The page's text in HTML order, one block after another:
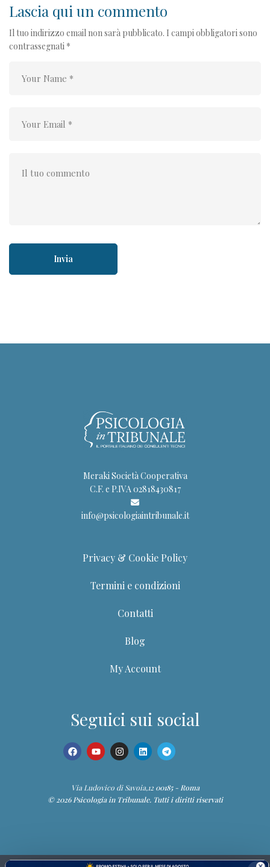
Lascia qui un commento
Il tuo indirizzo email non sarà pubblicato. I campi obbligatori sono
contrassegnati *
Meraki Società Cooperativa
C.F. e P.IVA 02818430817
info@psicologiaintribunale.it
Privacy & Cookie Policy
Termini e condizioni
Contatti
Blog
My Account
Seguici sui social
Via Ludovico di Savoia,1200185 - Roma
© 2026 Psicologia in Tribunale. Tutti i diritti riservati